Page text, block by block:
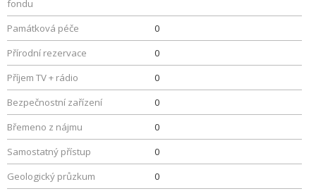
fondu
Památková péče
0
Přírodní rezervace
0
Příjem TV + rádio
0
Bezpečnostní zařízení
0
Břemeno z nájmu
0
Samostatný přístup
0
Geologický průzkum
0